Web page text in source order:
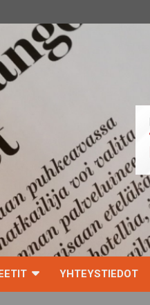
YHTEYSTIEDOT